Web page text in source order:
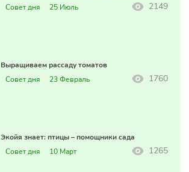
Совет дня
25 Июль 2149
Выращиваем рассаду томатов
Совет дня
23 Февраль 1760
Экойя знает: птицы – помощники сада
Совет дня
10 Март 1265